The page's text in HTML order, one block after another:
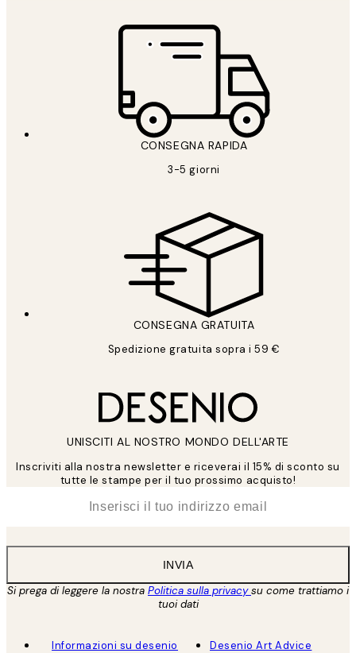
CONSEGNA RAPIDA
3-5 giorni
CONSEGNA GRATUITA
Spedizione gratuita sopra i 59 €
UNISCITI AL NOSTRO MONDO DELL'ARTE
Inscriviti alla nostra newsletter e riceverai il 15% di sconto su
tutte le stampe per il tuo prossimo acquisto!
INVIA
Si prega di leggere la nostra Politica sulla privacysu come trattiamo i
tuoi dati
Informazioni su desenio
Desenio Art Advice